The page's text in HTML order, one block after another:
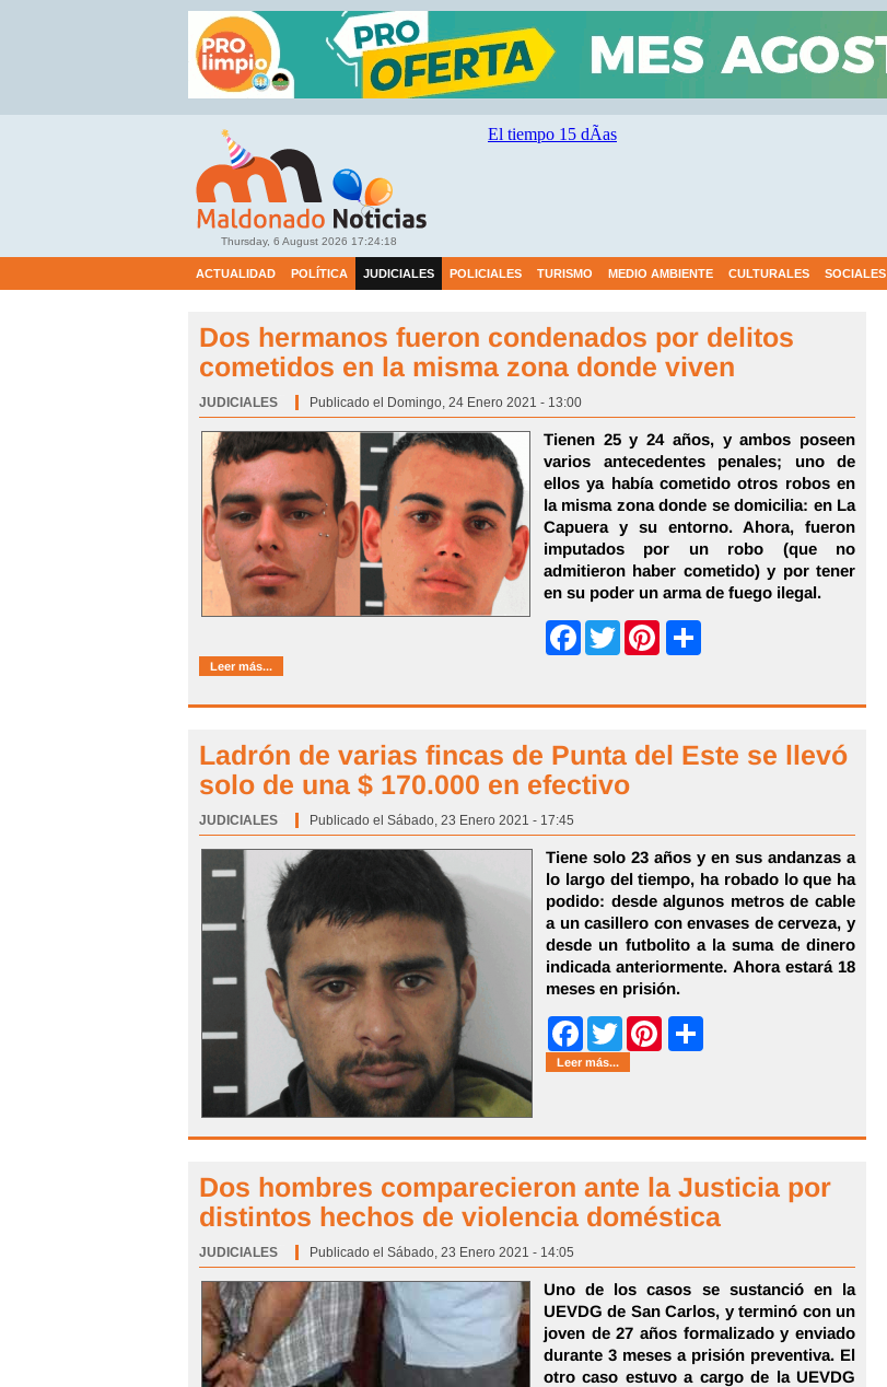
Thursday, 6 August 2026 17:24:20
ACTUALIDAD POLÍTICA JUDICIALES POLICIALES TURISMO MEDIO AMBIENTE CULTURALES SOCIALES
Dos hermanos fueron condenados por delitos
cometidos en la misma zona donde viven
JUDICIALES Publicado el Domingo, 24 Enero 2021 - 13:00
Tienen 25 y 24 años, y ambos poseen
varios antecedentes penales; uno de
ellos ya había cometido otros robos en
la misma zona donde se domicilia: en La
Capuera y su entorno. Ahora, fueron
imputados por un robo (que no
admitieron haber cometido) y por tener
en su poder un arma de fuego ilegal.
FacebookTwitter Pinterest
Leer más...
Ladrón de varias fincas de Punta del Este se llevó
solo de una $ 170.000 en efectivo
JUDICIALES Publicado el Sábado, 23 Enero 2021 - 17:45
Tiene solo 23 años y en sus andanzas a
lo largo del tiempo, ha robado lo que ha
podido: desde algunos metros de cable
a un casillero con envases de cerveza, y
desde un futbolito a la suma de dinero
indicada anteriormente. Ahora estará 18
meses en prisión.
FacebookTwitter Pinterest
Leer más...
Dos hombres comparecieron ante la Justicia por
distintos hechos de violencia doméstica
JUDICIALES Publicado el Sábado, 23 Enero 2021 - 14:05
Uno de los casos se sustanció en la
UEVDG de San Carlos, y terminó con un
joven de 27 años formalizado y enviado
durante 3 meses a prisión preventiva. El
otro caso estuvo a cargo de la UEVDG